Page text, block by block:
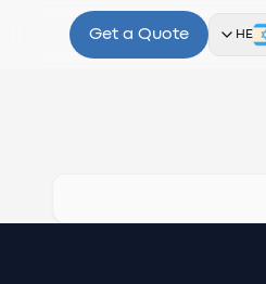
HE
Get a Quote